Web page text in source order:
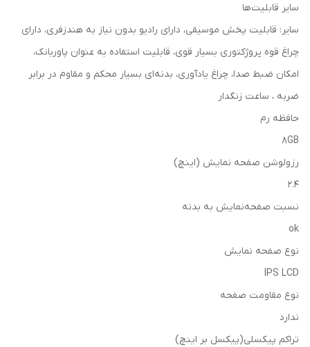
سایر قابلیت‌ها
سایر: قابلیت پخش موسیقی، دارای رادیو بدون نیاز به هندزفری، دارای
چراغ قوه پروژکتوری بسیار قوی، قابلیت استفاده به عنوان پاوربانک،
امکان ضبط صدا، چراغ یادآوری، بدنه‌ای بسیار محکم و مقاوم در برابر
ضربه ، ساعت زنگدار
حافظه رم
8GB
رزولوشن صفحه نمایش (اینچ)
2.4
نسبت صفحه‌نمایش به بدنه
ok
نوع صفحه نمایش
IPS LCD
نوع مقاومت صفحه
ندارد
تراکم پیکسلی(پیکسل بر اینچ)